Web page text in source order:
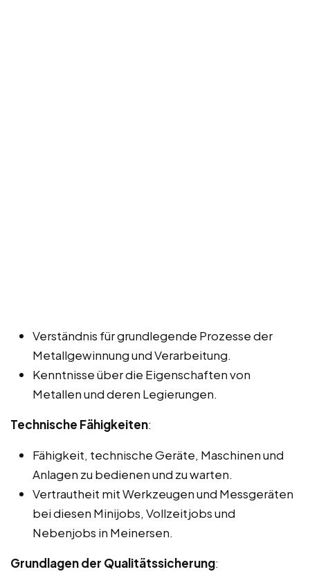
Verständnis für grundlegende Prozesse der
Metallgewinnung und Verarbeitung.
Kenntnisse über die Eigenschaften von
Metallen und deren Legierungen.
Technische Fähigkeiten:
Fähigkeit, technische Geräte, Maschinen und
Anlagen zu bedienen und zu warten.
Vertrautheit mit Werkzeugen und Messgeräten
bei diesen Minijobs, Vollzeitjobs und
Nebenjobs in Meinersen.
Grundlagen der Qualitätssicherung: